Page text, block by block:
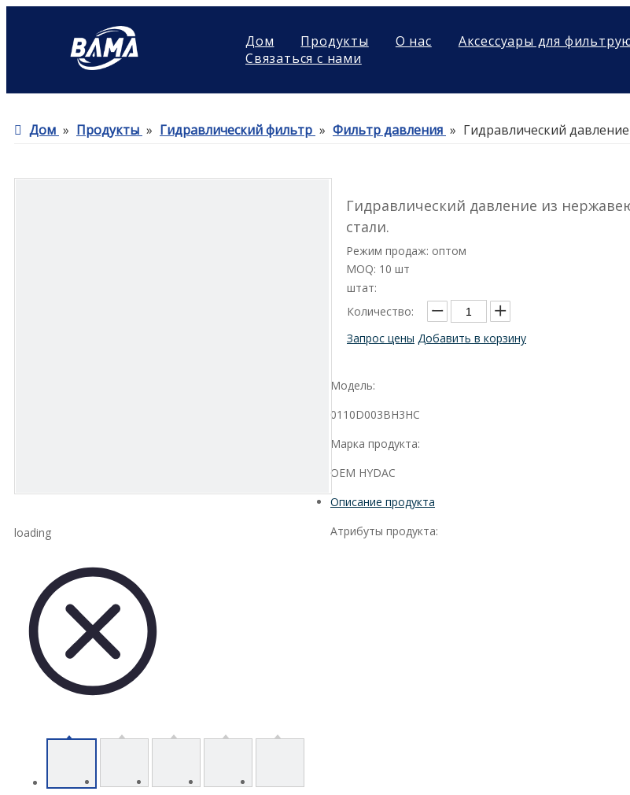
Дом Продукты О нас Аксессуары для
Связаться с нами
Дом » Продукты » Гидравлический фильтр » Фильтр давления » Гидравлический
loading
Гидравлический давление из
стали.
Режим продаж: оптом
MOQ: 10 шт
штат:
Количество:
Запрос цены Добавить в корзину
Модель:
0110D003BH3HC
Марка продукта:
OEM HYDAC
Описание продукта
Атрибуты продукта: